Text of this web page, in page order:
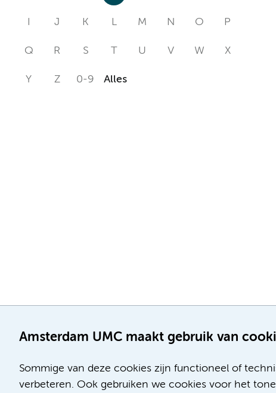
Amsterdam UMC maakt gebruik van
Sommige van deze cookies zijn functioneel of
verbeteren. Ook gebruiken we cookies voor het
J K L M N O P
Q R S T U V W X
Y Z 0-9 Alles